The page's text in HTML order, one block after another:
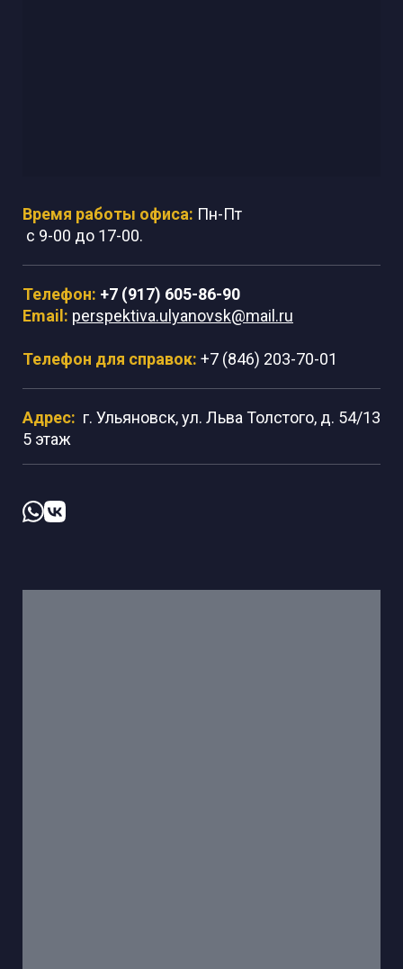
Время работы офиса: Пн-Пт
с 9-00 до 17-00.
Телефон: +7 (917) 605-86-90
Email: perspektiva.ulyanovsk@mail.ru
Телефон для справок: +7 (846) 203-70-01
Адрес: г. Ульяновск, ул. Льва Толстого, д. 54/13
5 этаж